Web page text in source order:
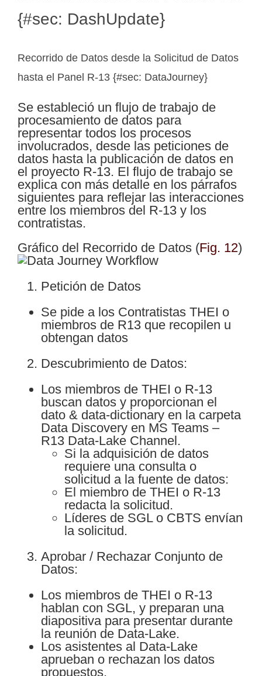
{#sec: DashUpdate}
Recorrido de Datos desde la Solicitud de Datos
hasta el Panel R-13 {#sec: DataJourney}
Se estableció un flujo de trabajo de
procesamiento de datos para
representar todos los procesos
involucrados, desde las peticiones de
datos hasta la publicación de datos en
el proyecto R-13. El flujo de trabajo se
explica con más detalle en los párrafos
siguientes para reflejar las interacciones
entre los miembros del R-13 y los
contratistas.
Gráfico del Recorrido de Datos (Fig. 12)
Petición de Datos
Se pide a los Contratistas THEI o
miembros de R13 que recopilen u
obtengan datos
Descubrimiento de Datos:
Los miembros de THEI o R-13
buscan datos y proporcionan el
dato & data-dictionary en la carpeta
Data Discovery en MS Teams –
R13 Data-Lake Channel.
Si la adquisición de datos
requiere una consulta o
solicitud a la fuente de datos:
El miembro de THEI o R-13
redacta la solicitud.
Líderes de SGL o CBTS envían
la solicitud.
Aprobar / Rechazar Conjunto de
Datos:
Los miembros de THEI o R-13
hablan con SGL, y preparan una
diapositiva para presentar durante
la reunión de Data-Lake.
Los asistentes al Data-Lake
aprueban o rechazan los datos
propuestos.